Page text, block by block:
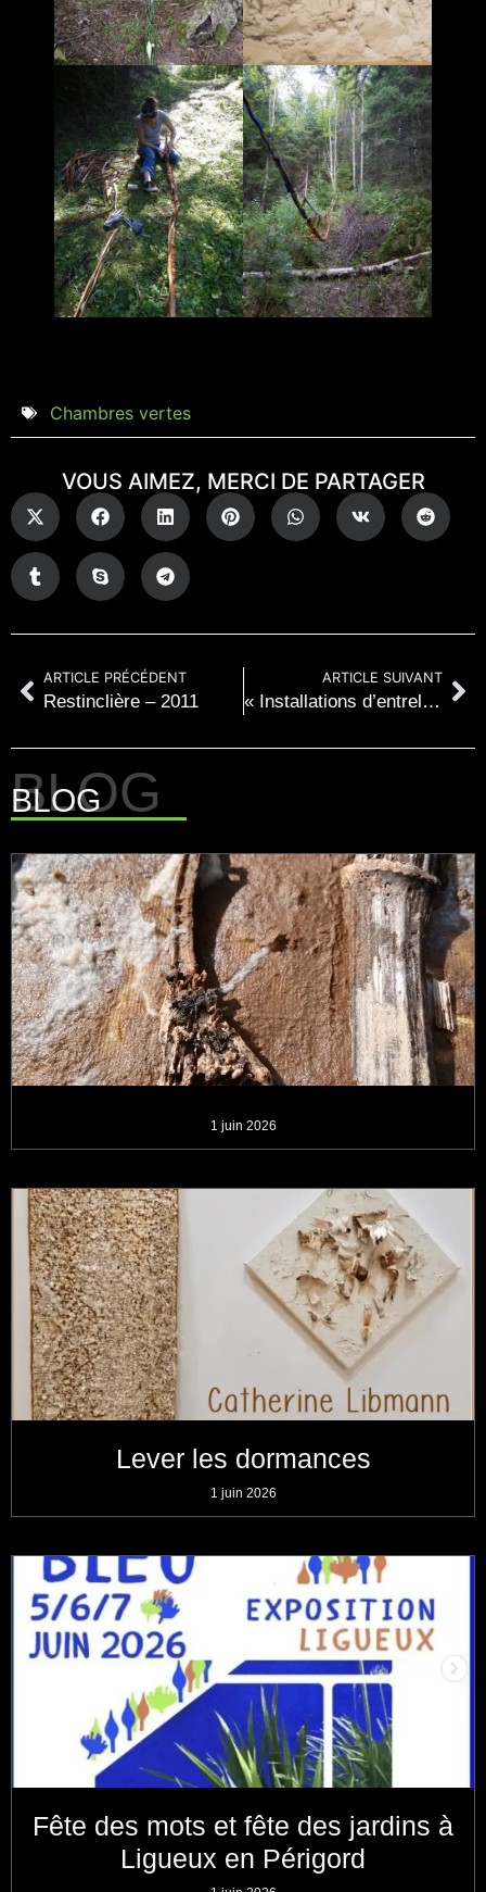
Chambres vertes
VOUS AIMEZ, MERCI DE PARTAGER
ARTICLE PRÉCÉDENT
Restinclière – 2011
ARTICLE SUIVANT
« Installations d’entrelacs en écho au paysage de St Thélo »
BLOG
1 juin 2026
Lever les dormances
1 juin 2026
Fête des mots et fête des jardins à
Ligueux en Périgord